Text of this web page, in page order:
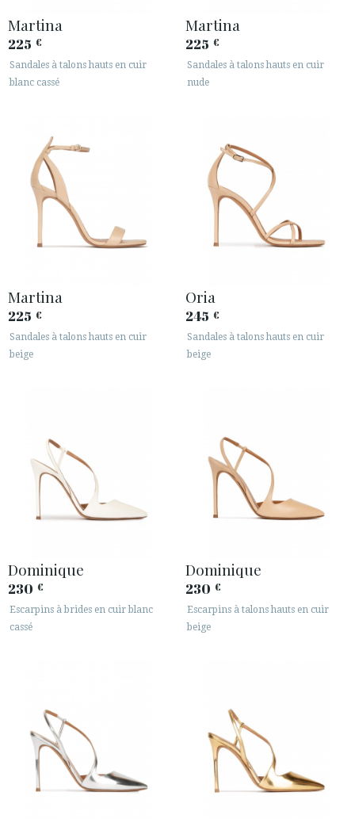
Martina
225 €
Sandales à talons hauts en cuir
blanc cassé
Martina
225 €
Sandales à talons hauts en cuir
nude
Martina
225 €
Sandales à talons hauts en cuir
beige
Oria
245 €
Sandales à talons hauts en cuir
beige
Dominique
230 €
Escarpins à brides en cuir blanc
cassé
Dominique
230 €
Escarpins à talons hauts en cuir
beige